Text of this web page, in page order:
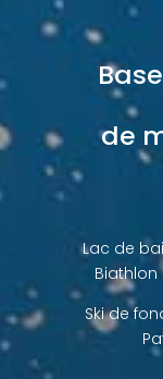
de
Lac de
Biathlon
Ski de